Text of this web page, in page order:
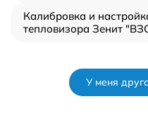
Калибровка и
тепловизора Зенит
У меня